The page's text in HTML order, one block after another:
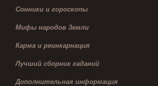
Сонники и гороскопы
Мифы народов Земли
Карма и реинкарнация
Лучший сборник гаданий
Дополнительная информация